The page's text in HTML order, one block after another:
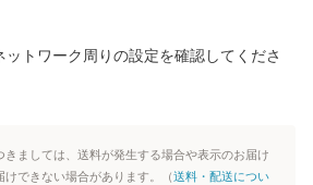
トワーク周りの設定を確認してくださ
ましては、送料が発生する場合や表示のお届け
けできない場合があります。（送料・配送につい